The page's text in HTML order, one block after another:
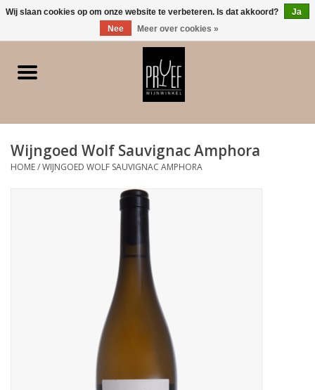
0 Artikelen - €0,00
Home
Witte wijn
Dessert/Versterkt/Gedistilleerd
Wijngoed Wolf Sauvignac Amphora
HOME/WIJNGOED WOLF SAUVIGNAC AMPHORA
Wij slaan cookies op om onze website te verbeteren. Is dat akkoord?
Ja
Nee
Meer over cookies »